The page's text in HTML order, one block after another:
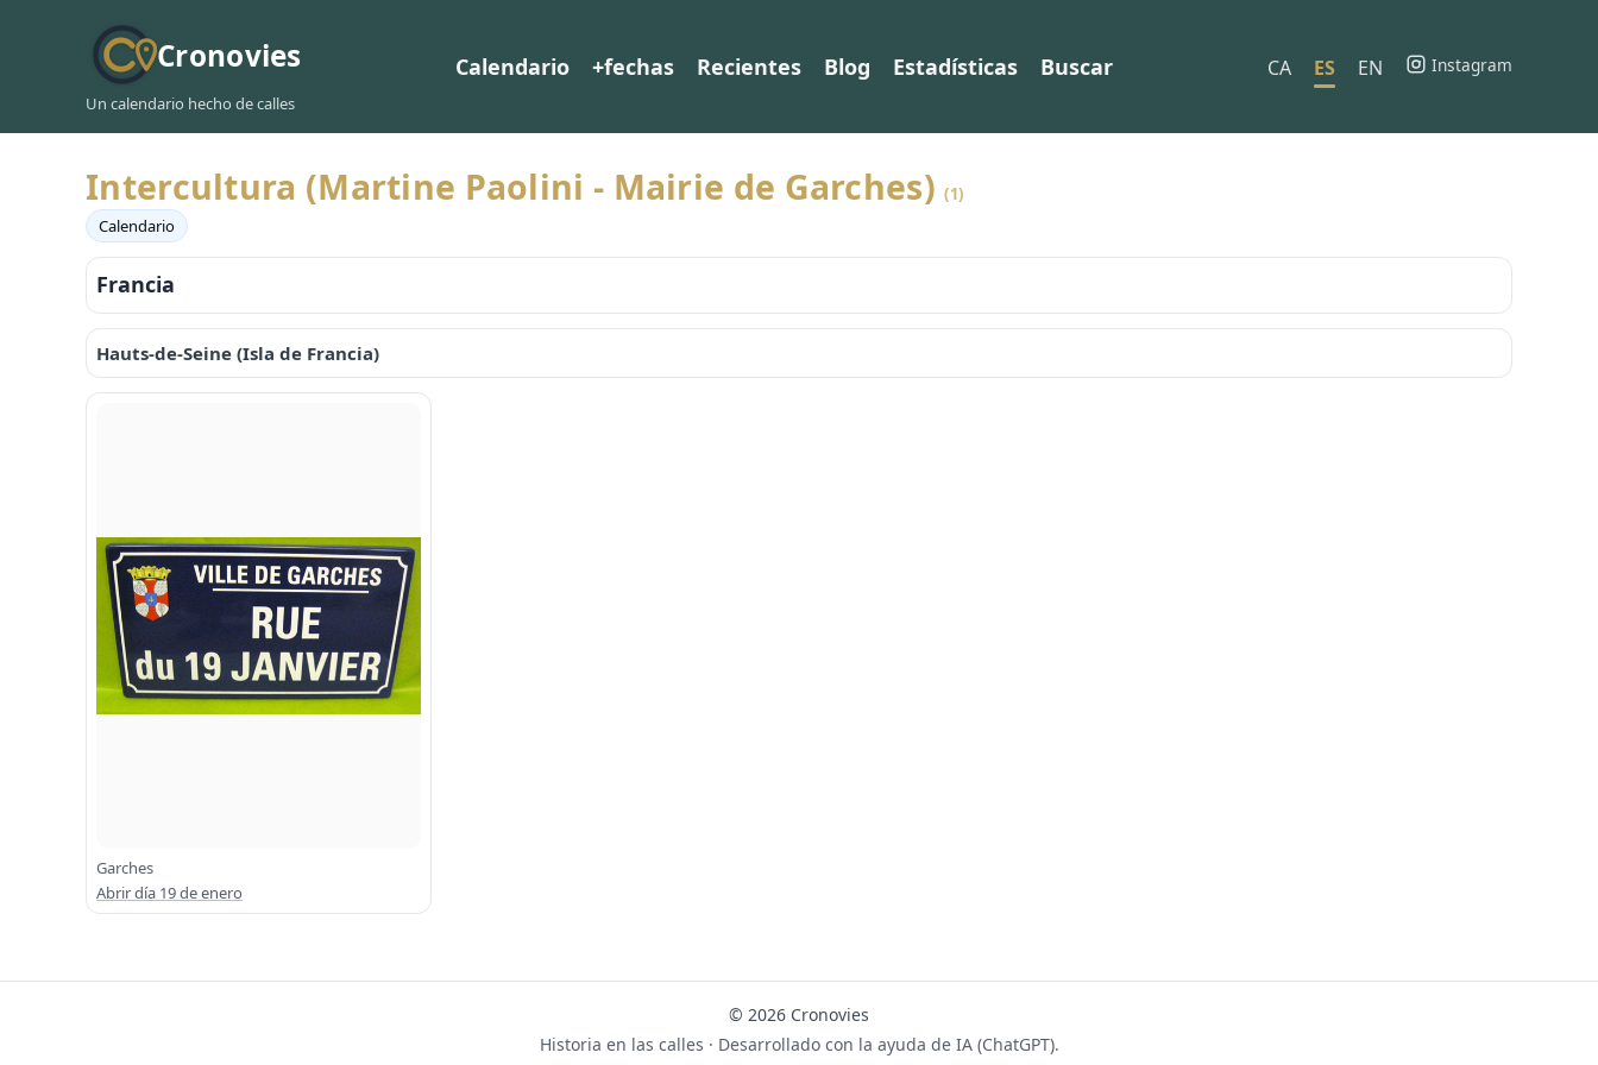
Cronovies
Un calendario hecho de calles
Calendario +fechas Recientes Blog Estadísticas Buscar CA ES EN Instagram
Intercultura (Martine Paolini - Mairie de Garches)(1)
Calendario
Francia
Hauts-de-Seine (Isla de Francia)
Garches
Abrir día 19 de enero
© 2026 Cronovies
Historia en las calles · Desarrollado con la ayuda de IA (ChatGPT).